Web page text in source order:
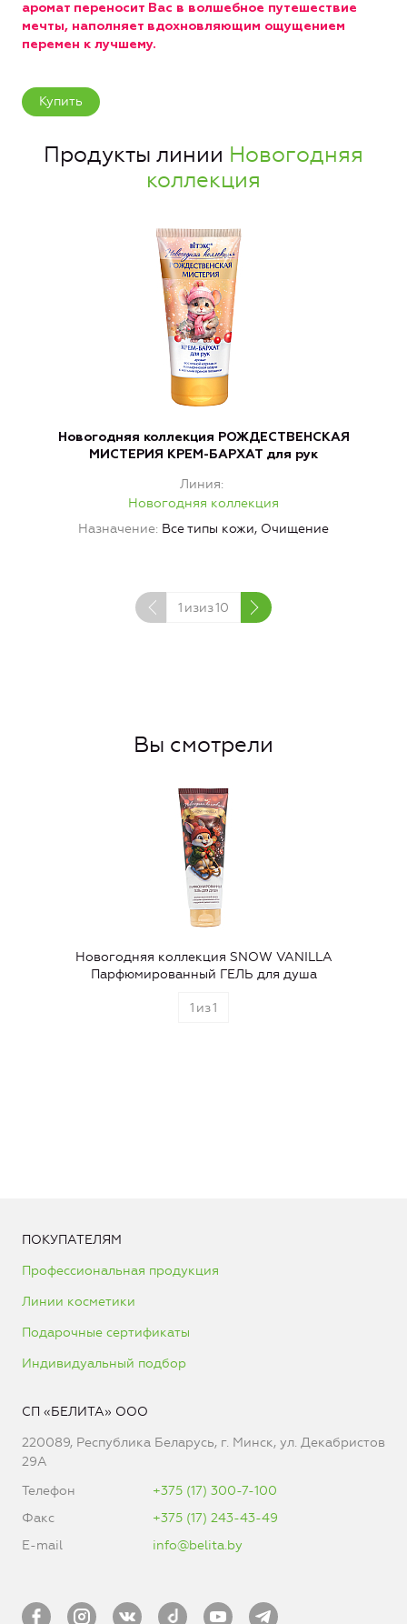
аромат переносит Вас в волшебное путешествие
мечты, наполняет вдохновляющим ощущением
перемен к лучшему.
Купить
Продукты линии Новогодняя
коллекция
Новогодняя коллекция РОЖДЕСТВЕНСКАЯ
МИСТЕРИЯ КРЕМ-БАРХАТ для рук
Линия
Новогодняя коллекция
Назначение Все типы кожи, Очищение
1 изиз10
Вы смотрели
Новогодняя коллекция SNOW VANILLA
Парфюмированный ГЕЛЬ для душа
1 из1
ПОКУПАТЕЛЯМ
Профессиональная продукция
Линии косметики
Подарочные сертификаты
Индивидуальный подбор
СП «БЕЛИТА» ООО
220089, Республика Беларусь, г. Минск, ул. Декабристов
29А
Телефон
+375 (17) 300-7-100
Факс
+375 (17) 243-43-49
E-mail
info@belita.by